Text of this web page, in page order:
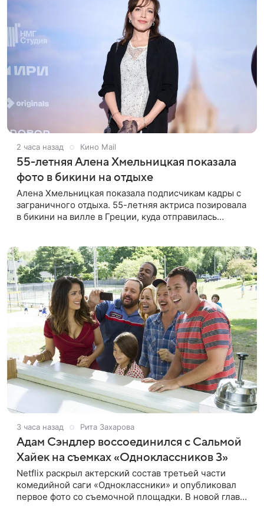
2 часа назад Кино Mail
55-летняя Алена Хмельницкая показала
фото в бикини на отдыхе
Алена Хмельницкая показала подписчикам кадры с
заграничного отдыха. 55-летняя актриса позировала
в бикини на вилле в Греции, куда отправилась
3 часа назад Рита Захарова
Адам Сэндлер воссоединился с Сальмой
Хайек на съемках «Одноклассников 3»
Netflix раскрыл актерский состав третьей части
комедийной саги «Одноклассники» и опубликовал
первое фото со съемочной площадки. В новой главе